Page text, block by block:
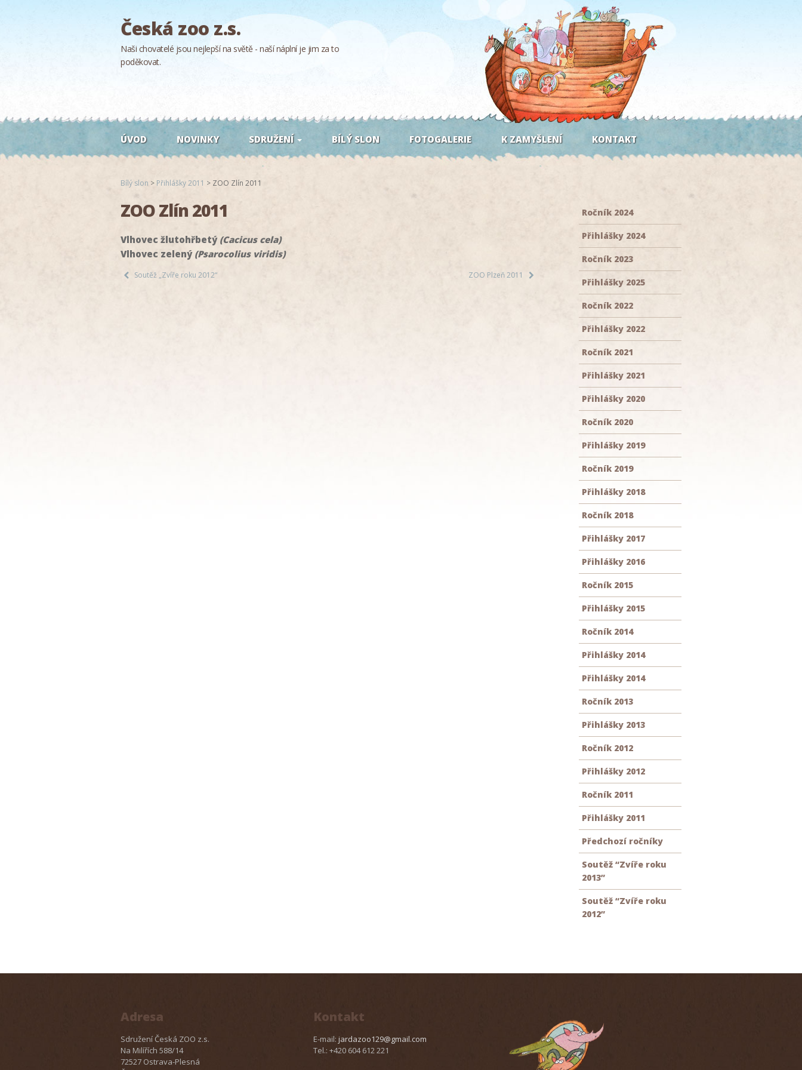
Česká zoo z.s.
Naši chovatelé jsou nejlepší na světě - naší náplní je jim za to
poděkovat.
ÚVOD NOVINKY SDRUŽENÍ BÍLÝ SLON FOTOGALERIE K ZAMYŠLENÍ KONTAKT
Bílý slon > Přihlášky 2011 > ZOO Zlín 2011
ZOO Zlín 2011
Vlhovec žlutohřbetý(Cacicus cela)
Vlhovec zelený(Psarocolius viridis)
Soutěž „Zvíře roku 2012“ ZOO Plzeň 2011
Ročník 2024
Přihlášky 2024
Ročník 2023
Přihlášky 2025
Ročník 2022
Přihlášky 2022
Ročník 2021
Přihlášky 2021
Přihlášky 2020
Ročník 2020
Přihlášky 2019
Ročník 2019
Přihlášky 2018
Ročník 2018
Přihlášky 2017
Přihlášky 2016
Ročník 2015
Přihlášky 2015
Ročník 2014
Přihlášky 2014
Přihlášky 2014
Ročník 2013
Přihlášky 2013
Ročník 2012
Přihlášky 2012
Ročník 2011
Přihlášky 2011
Předchozí ročníky
Soutěž “Zvíře roku
2013”
Soutěž “Zvíře roku
2012”
Adresa
Sdružení Česká ZOO z.s.
Na Milířích 588/14
72527 Ostrava-Plesná
Kontakt
E-mail:jardazoo129@gmail.com
Tel.: +420 604 612 221